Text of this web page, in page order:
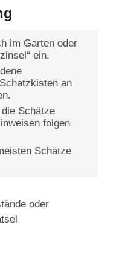
im Garten oder
ein.
an
Schätze
folgen
Schätze
oder